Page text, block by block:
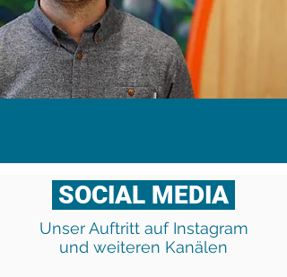
SEBASTIEN BOSSON
BBA in Sustainability Management
/ CEO & Head of Sustainability
SOCIAL MEDIA
Unser Auftritt auf Instagram
und weiteren Kanälen